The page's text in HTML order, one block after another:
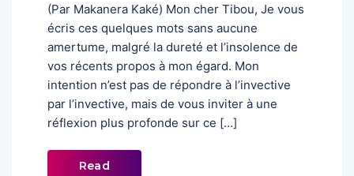
(Par Makanera Kaké) Mon cher Tibou, Je vous
écris ces quelques mots sans aucune
amertume, malgré la dureté et l’insolence de
vos récents propos à mon égard. Mon
intention n’est pas de répondre à l’invective
par l’invective, mais de vous inviter à une
réflexion plus profonde sur ce […]
Read